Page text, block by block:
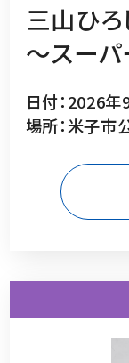
三山ひろ
～スーパ
日付：2026
場所：米子